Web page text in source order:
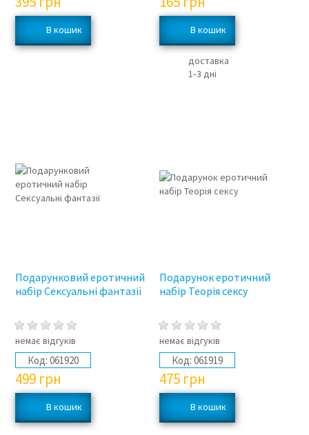
доставка
1‑3 дні
Подарунковий еротичний
набір Сексуальні фантазії
немає відгуків
Код: 061920
499 грн
Подарунок еротичний
набір Теорія сексу
немає відгуків
Код: 061919
475 грн